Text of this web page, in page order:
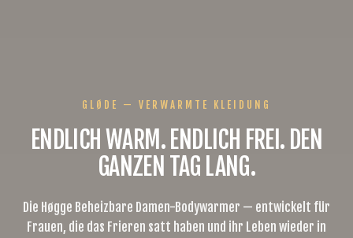
GLØDE — VERWARMTE KLEIDUNG
ENDLICH WARM. ENDLICH FREI. DEN
GANZEN TAG LANG.
Die Høgge Beheizbare Damen-Bodywarmer — entwickelt für
Frauen, die das Frieren satt haben und ihr Leben wieder in